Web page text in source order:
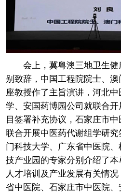
会上，冀粤澳三地卫生
别致辞，中国工程院院士、
座教授作了主旨演讲，河北
学、安国药博园公司就联合
目签署补充协议，石家庄市
联合开展中医药代谢组学研
门科技大学、广东省中医院
技产业园的专家分别介绍了本
人才培训及产业发展有关情
省中医院、石家庄市中医院